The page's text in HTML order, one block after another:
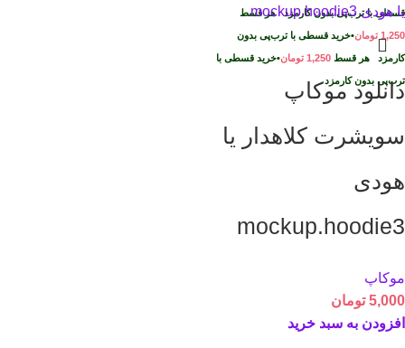
قسطی با ترب‌پی بدون کارمزدهر قسط
1,250 تومان•خرید قسطی با ترب‌پی بدون
کارمزد هر قسط 1,250 تومان•خرید قسطی با
ترب‌پی بدون کارمزد
دانلود موکاپ
سویشرت کلاهدار یا
هودی
mockup.hoodie3
موکاپ
5,000 تومان
افزودن به سبد خرید